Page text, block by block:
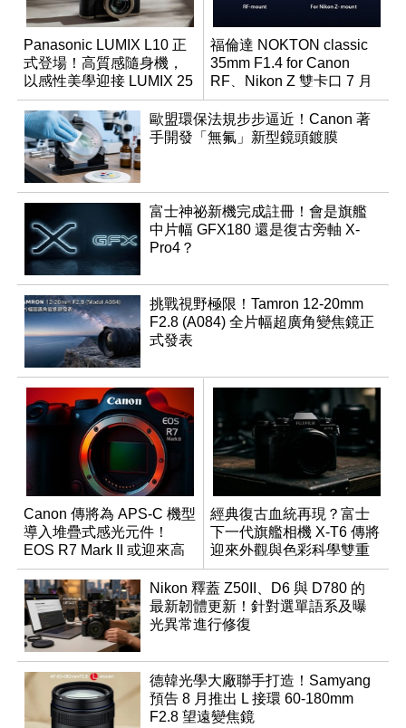
Panasonic LUMIX L10 正
式登場！高質感隨身機，
以感性美學迎接 LUMIX 25
週年
福倫達 NOKTON classic
35mm F1.4 for Canon
RF、Nikon Z 雙卡口 7 月
同步登台
歐盟環保法規步步逼近！Canon 著
手開發「無氟」新型鏡頭鍍膜
富士神祕新機完成註冊！會是旗艦
中片幅 GFX180 還是復古旁軸 X-
Pro4？
挑戰視野極限！Tamron 12-20mm
F2.8 (A084) 全片幅超廣角變焦鏡正
式發表
Canon 傳將為 APS-C 機型
導入堆疊式感光元件！
EOS R7 Mark II 或迎來高
速讀出升級
經典復古血統再現？富士
下一代旗艦相機 X-T6 傳將
迎來外觀與色彩科學雙重
優化
Nikon 釋蓋 Z50II、D6 與 D780 的
最新韌體更新！針對選單語系及曝
光異常進行修復
德韓光學大廠聯手打造！Samyang
預告 8 月推出 L 接環 60-180mm
F2.8 望遠變焦鏡